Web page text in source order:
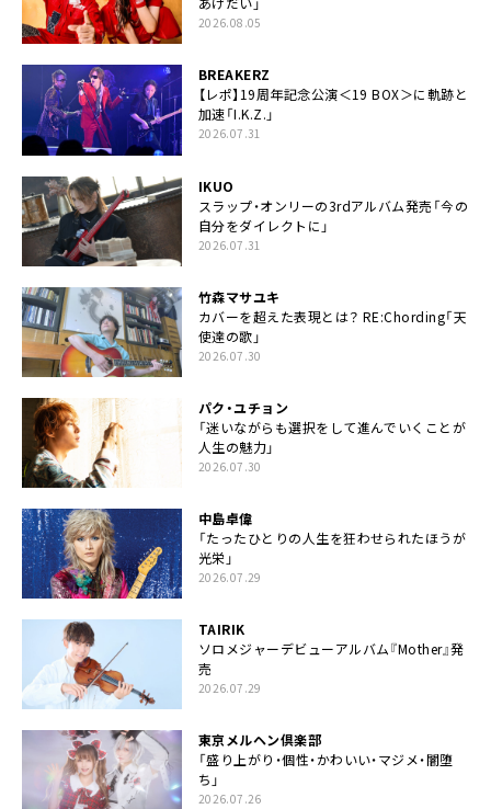
2026.08.05
BREAKERZ
【レポ】19周年記念公演＜19 BOX＞に軌跡と
加速「I.K.Z.」
2026.07.31
IKUO
スラップ・オンリーの3rdアルバム発売「今の
自分をダイレクトに」
2026.07.31
竹森マサユキ
カバーを超えた表現とは？ RE:Chording「天
使達の歌」
2026.07.30
パク・ユチョン
「迷いながらも選択をして進んでいくことが
人生の魅力」
2026.07.30
中島卓偉
「たったひとりの人生を狂わせられたほうが
光栄」
2026.07.29
TAIRIK
ソロメジャーデビューアルバム『Mother』発
売
2026.07.29
東京メルヘン倶楽部
「盛り上がり・個性・かわいい・マジメ・闇堕
ち」
2026.07.26